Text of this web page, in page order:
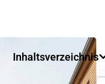
Inhaltsverzeichnis